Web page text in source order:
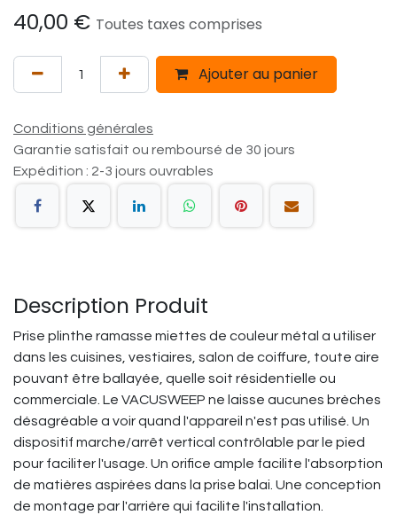
40,00 € Toutes taxes comprises
Ajouter au panier
Conditions générales
Garantie satisfait ou remboursé de 30 jours
Expédition : 2-3 jours ouvrables
Description Produit
Prise plinthe ramasse miettes de couleur métal a utiliser
dans les cuisines, vestiaires, salon de coiffure, toute aire
pouvant être ballayée, quelle soit résidentielle ou
commerciale. Le VACUSWEEP ne laisse aucunes brèches
désagréable a voir quand l'appareil n'est pas utilisé. Un
dispositif marche/arrêt vertical contrôlable par le pied
pour faciliter l'usage. Un orifice ample facilite l'absorption
de matières aspirées dans la prise balai. Une conception
de montage par l'arrière qui facilite l'installation.